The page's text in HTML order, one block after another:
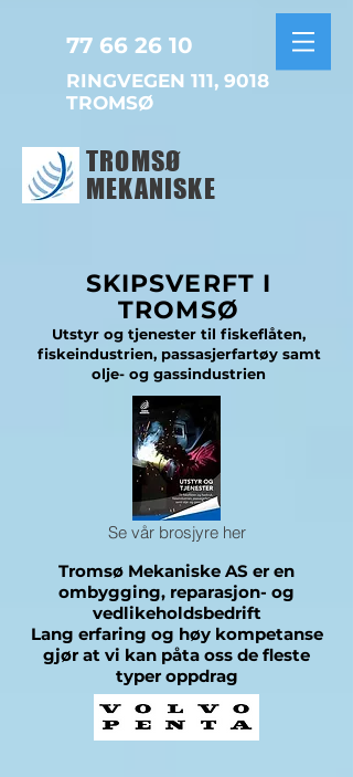
77 66 26 10
RINGVEGEN 111, 9018
TROMSØ
TROMSØ
MEKANISKE
SKIPSVERFT I
TROMSØ
Utstyr og tjenester til fiskeflåten,
fiskeindustrien, passasjerfartøy samt
olje- og gassindustrien
Se vår brosjyre her
Tromsø Mekaniske AS er en
ombygging, reparasjon- og
vedlikeholdsbedrift
Lang erfaring og høy kompetanse
gjør at vi kan påta oss de fleste
typer oppdrag